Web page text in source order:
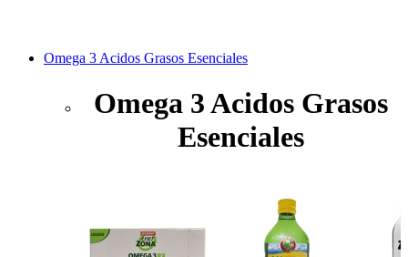
Omega 3 Acidos Grasos Esenciales
Omega 3 Acidos Grasos
Esenciales